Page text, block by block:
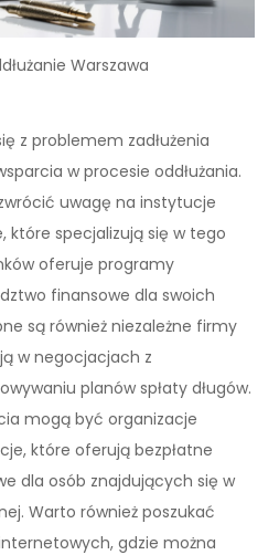
Warszawa
z problemem zadłużenia
w procesie oddłużania.
uwagę na instytucje
które specjalizują się w tego
oferuje programy
finansowe dla swoich
są również niezależne firmy
w negocjacjach z
planów spłaty długów.
mogą być organizacje
które oferują bezpłatne
dla osób znajdujących się w
Warto również poszukać
gdzie można